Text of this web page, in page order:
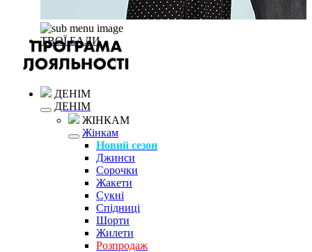
ТВОЇ БАЛИ
ДЕНІМ
ДЕНІМ
ЖІНКАМ
Жінкам
Новий сезон
Джинси
Сорочки
Жакети
Сукні
Спідниці
Шорти
Жилети
Розпродаж